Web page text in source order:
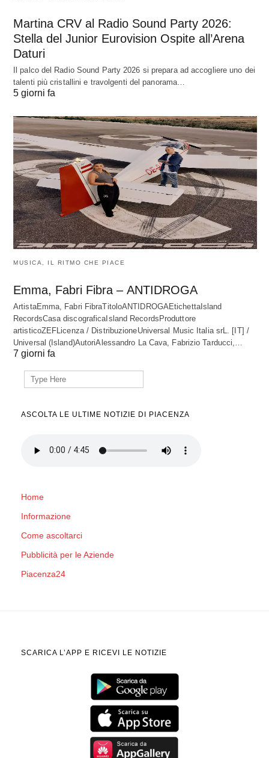
Martina CRV al Radio Sound Party 2026:
Stella del Junior Eurovision Ospite all’Arena
Daturi
Il palco del Radio Sound Party 2026 si prepara ad accogliere uno dei
talenti più cristallini e travolgenti del panorama…
5 giorni fa
MUSICA, IL RITMO CHE PIACE
Emma, Fabri Fibra – ANTIDROGA
ArtistaEmma, Fabri FibraTitoloANTIDROGAEtichettaIsland
RecordsCasa discograficaIsland RecordsProduttore
artisticoZEFLicenza / DistribuzioneUniversal Music Italia srL. [IT] /
Universal (Island)AutoriAlessandro La Cava, Fabrizio Tarducci,…
7 giorni fa
Search
for:
ASCOLTA LE ULTIME NOTIZIE DI PIACENZA
Home
Informazione
Come ascoltarci
Pubblicità per le Aziende
Piacenza24
SCARICA L’APP E RICEVI LE NOTIZIE